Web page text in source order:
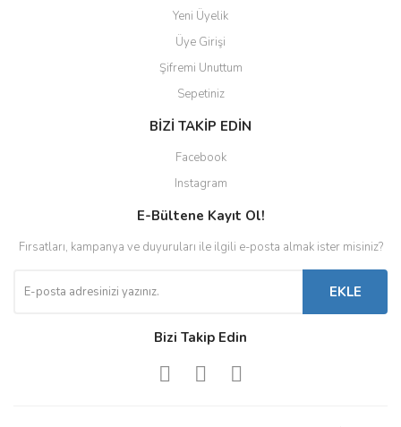
Yeni Üyelik
Üye Girişi
Şifremi Unuttum
Sepetiniz
BİZİ TAKİP EDİN
Facebook
Instagram
E-Bültene Kayıt Ol!
Fırsatları, kampanya ve duyuruları ile ilgili e-posta almak ister misiniz?
EKLE
Bizi Takip Edin